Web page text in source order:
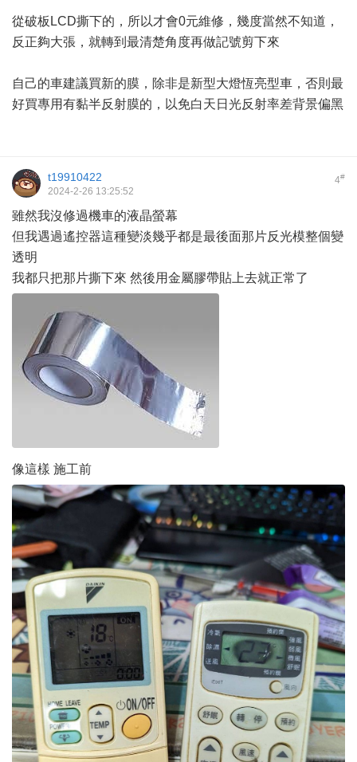
從破板LCD撕下的，所以才會0元維修，幾度當然不知道，
反正夠大張，就轉到最清楚角度再做記號剪下來
自己的車建議買新的膜，除非是新型大燈恆亮型車，否則最
好買專用有黏半反射膜的，以免白天日光反射率差背景偏黑
4#
t19910422
2024-2-26 13:25:52
雖然我沒修過機車的液晶螢幕
但我遇過遙控器這種變淡幾乎都是最後面那片反光模整個變
透明
我都只把那片撕下來 然後用金屬膠帶貼上去就正常了
像這樣 施工前